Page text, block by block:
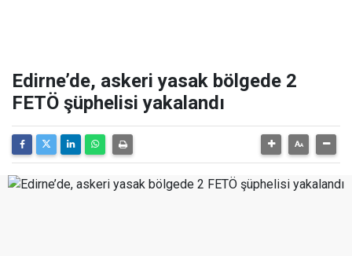
Edirne’de, askeri yasak bölgede 2
FETÖ şüphelisi yakalandı